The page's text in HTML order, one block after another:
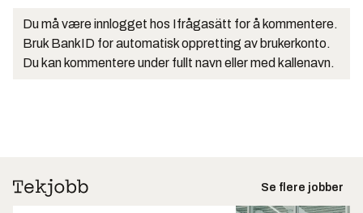
Du må være innlogget hos Ifrågasätt for å kommentere.
Bruk BankID for automatisk oppretting av brukerkonto.
Du kan kommentere under fullt navn eller med kallenavn.
Se flere jobber